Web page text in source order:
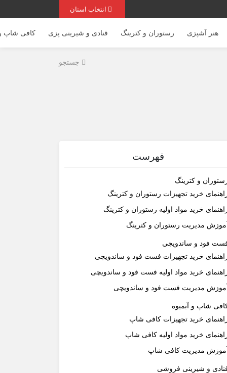
هنر آشپزی رستوران و کترینگ قنادی و شیرینی پزی کافی شاپ و
جستجو
فهرست
و کترینگ
خرید تجهیزات رستوران و کترینگ
خرید مواد اولیه رستوران و کترینگ
آموزش مدیریت رستوران و کترینگ
فود و ساندویچی
خرید تجهیزات فست فود و ساندویچی
خرید مواد اولیه فست فود و ساندویچی
آموزش مدیریت فست فود و ساندویچی
شاپ و آبمیوه
خرید تجهیزات کافی شاپ
خرید مواد اولیه کافی‌ شاپ‌
آموزش مدیریت کافی شاپ
و شیرینی فروشی